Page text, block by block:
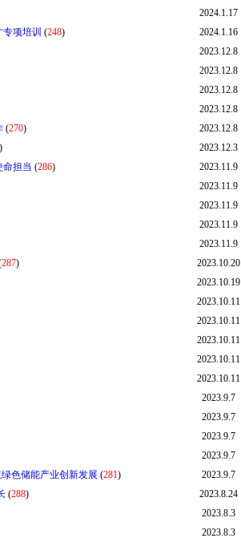
2024.1.17
项培训 (248)
2024.1.16
2023.12.8
2023.12.8
2023.12.8
2023.12.8
(270)
2023.12.8
)
2023.12.3
命担当 (286)
2023.11.9
2023.11.9
2023.11.9
2023.11.9
2023.11.9
287)
2023.10.20
2023.10.19
2023.10.11
2023.10.11
2023.10.11
2023.10.11
2023.10.11
2023.9.7
2023.9.7
2023.9.7
2023.9.7
色储能产业创新发展 (281)
2023.9.7
(288)
2023.8.24
2023.8.3
2023.8.3